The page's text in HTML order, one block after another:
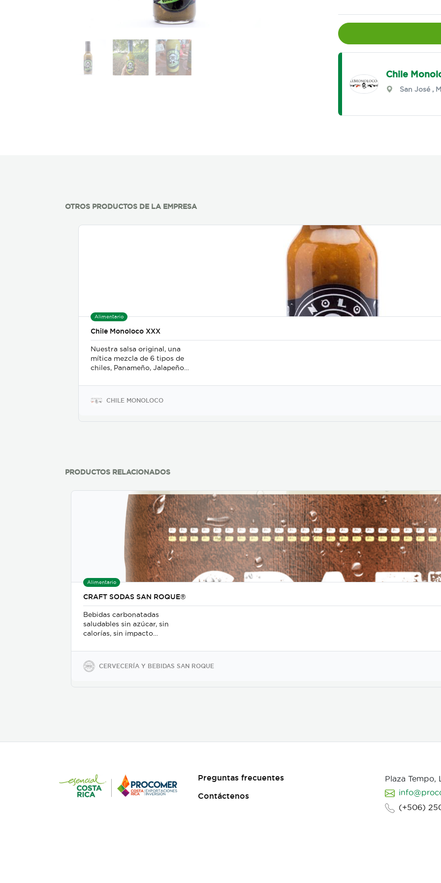
Chile
San José,
OTROS PRODUCTOS DE LA EMPRESA
Alimentario
Chile Monoloco XXX
Nuestra salsa original, una
mítica mezcla de 6 tipos de
chiles, Panameño, Jalapeño,
Cayenne y Fantasma, ajo,
delicioso picante con un
CHILE MONOLOCO
PRODUCTOS RELACIONADOS
Alimentario
CRAFT SODAS SAN ROQUE®
Bebidas carbonatadas
saludables sin azúcar, sin
calorías, sin impacto
sodio y soya, keto-friendly y
veganas en presentaciones
de 350ml en vidrio, 500ml y
CERVECERÍA Y BEBIDAS SAN ROQUE
Preguntas frecuentes
Contáctenos
Plaza Tempo,
(+506)